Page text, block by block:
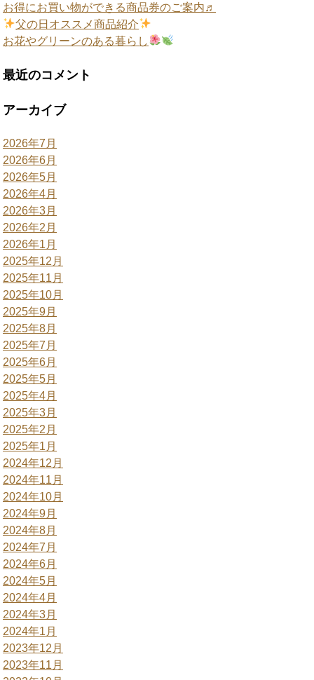
お得にお買い物ができる商品券のご案内♬
父の日オススメ商品紹介
お花やグリーンのある暮らし
最近のコメント
アーカイブ
2026年7月
2026年6月
2026年5月
2026年4月
2026年3月
2026年2月
2026年1月
2025年12月
2025年11月
2025年10月
2025年9月
2025年8月
2025年7月
2025年6月
2025年5月
2025年4月
2025年3月
2025年2月
2025年1月
2024年12月
2024年11月
2024年10月
2024年9月
2024年8月
2024年7月
2024年6月
2024年5月
2024年4月
2024年3月
2024年1月
2023年12月
2023年11月